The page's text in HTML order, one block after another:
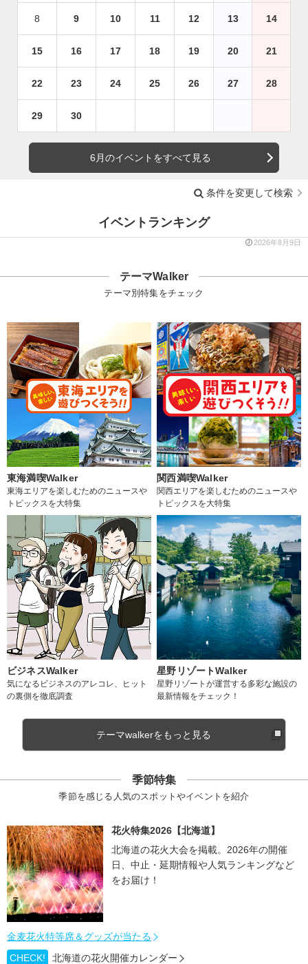
8 9 10 11 12 13 14
15 16 17 18 19 20 21
22 23 24 25 26 27 28
29 30
6月のイベントをすべて見る
条件を変更して検索
イベントランキング
2026年8月9日
テーマWalker
テーマ別特集をチェック
東海満喫Walker
東海エリアを楽しむためのニュースや
トピックスを大特集
関西満喫Walker
関西エリアを楽しむためのニュースや
トピックスを大特集
ビジネスWalker
気になるビジネスのアレコレ、ヒット
の裏側を徹底調査
星野リゾートWalker
星野リゾートが運営する多彩な施設の
最新情報をチェック！
テーマwalkerをもっと見る
季節特集
季節を感じる人気のスポットやイベントを紹介
花火特集2026【北海道】
北海道の花火大会を掲載。2026年の開催
日、中止・延期情報や人気ランキングなど
をお届け！
金麦花火特等席＆グッズが当たる
CHECK!
北海道の花火開催カレンダー